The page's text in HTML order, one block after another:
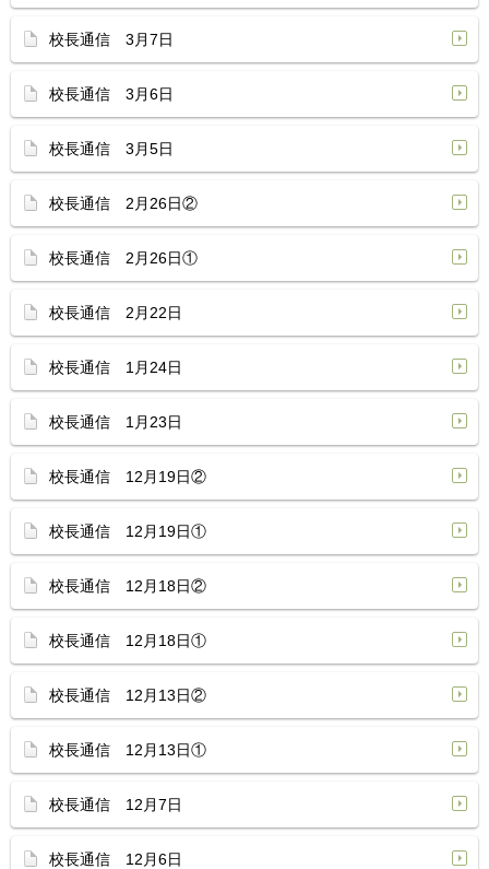
校長通信 3月7日
校長通信 3月6日
校長通信 3月5日
校長通信 2月26日②
校長通信 2月26日①
校長通信 2月22日
校長通信 1月24日
校長通信 1月23日
校長通信 12月19日②
校長通信 12月19日①
校長通信 12月18日②
校長通信 12月18日①
校長通信 12月13日②
校長通信 12月13日①
校長通信 12月7日
校長通信 12月6日